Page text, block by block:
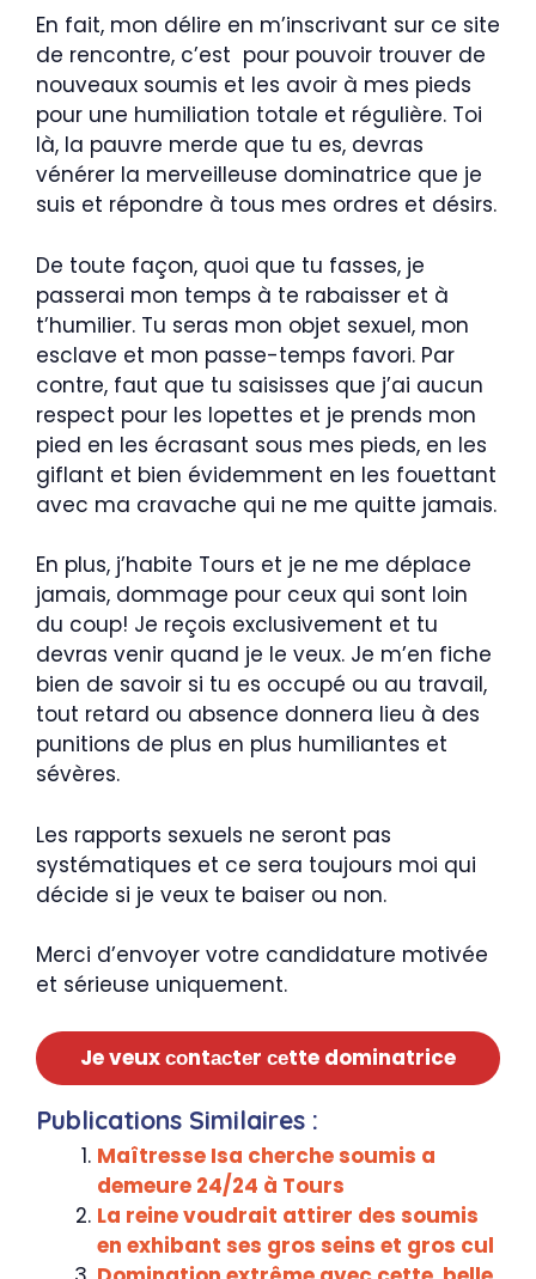
En fait, mon délire en m’inscrivant sur ce site
de rencontre, c’est pour pouvoir trouver de
nouveaux soumis et les avoir à mes pieds
pour une humiliation totale et régulière. Toi
là, la pauvre merde que tu es, devras
vénérer la merveilleuse dominatrice que je
suis et répondre à tous mes ordres et désirs.
De toute façon, quoi que tu fasses, je
passerai mon temps à te rabaisser et à
t’humilier. Tu seras mon objet sexuel, mon
esclave et mon passe-temps favori. Par
contre, faut que tu saisisses que j’ai aucun
respect pour les lopettes et je prends mon
pied en les écrasant sous mes pieds, en les
giflant et bien évidemment en les fouettant
avec ma cravache qui ne me quitte jamais.
En plus, j’habite Tours et je ne me déplace
jamais, dommage pour ceux qui sont loin
du coup! Je reçois exclusivement et tu
devras venir quand je le veux. Je m’en fiche
bien de savoir si tu es occupé ou au travail,
tout retard ou absence donnera lieu à des
punitions de plus en plus humiliantes et
sévères.
Les rapports sexuels ne seront pas
systématiques et ce sera toujours moi qui
décide si je veux te baiser ou non.
Merci d’envoyer votre candidature motivée
et sérieuse uniquement.
Je veux соntасtеr сеtte dominatrice
Publications Similaires :
Maîtresse Isa cherche soumis a
demeure 24/24 à Tours
La reine voudrait attirer des soumis
en exhibant ses gros seins et gros cul